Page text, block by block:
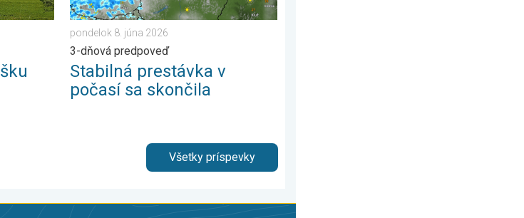
pondelok 8. júna 2026
3-dňová predpoveď
Stabilná prestávka v
počasí sa skončila
Všetky príspevky